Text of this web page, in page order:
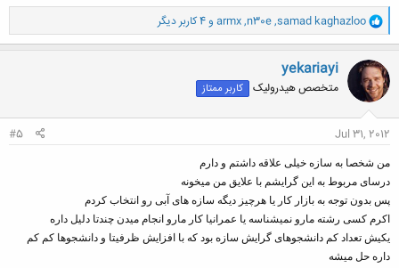
و
ا
ک
ن
ش
ه
ا
samad kaghazloo
,
n30e
,
armx و 4 کاربر دیگر
yekariayi
متخصص هیدرولیک کاربر ممتاز
Jul 31, 2012
#5
من شخصا به سازه خیلی علاقه داشتم و دارم
درسای مربوط به این گرایشم با علایق من میخونه
پس بدون توجه به بازار کار یا هرچیز دیگه سازه های آبی رو انتخاب کردم
اکرم کسی رشته مارو نمیشناسه یا عمرانیا کار مارو انجام میدن چندتا دلیل داره
یکیش تعداد کم دانشجوهای گرایش سازه بود که با افزایش ظرفیتا و دانشجوها کم کم
داره حل میشه